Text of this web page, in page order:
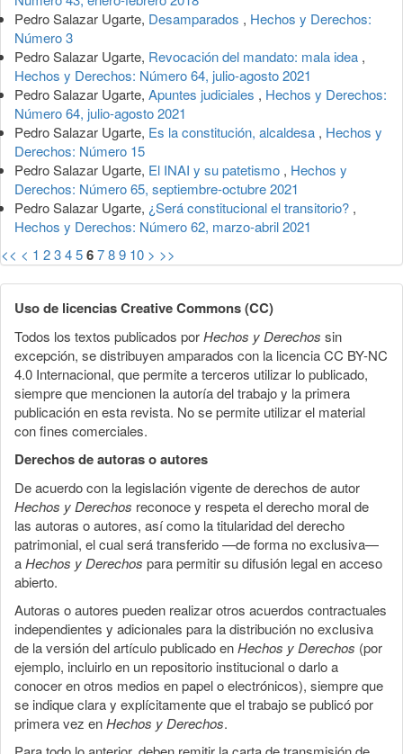
Pedro Salazar Ugarte, Desamparados , Hechos y Derechos:
Número 3
Pedro Salazar Ugarte, Revocación del mandato: mala idea ,
Hechos y Derechos: Número 64, julio-agosto 2021
Pedro Salazar Ugarte, Apuntes judiciales , Hechos y Derechos:
Número 64, julio-agosto 2021
Pedro Salazar Ugarte, Es la constitución, alcaldesa , Hechos y
Derechos: Número 15
Pedro Salazar Ugarte, El INAI y su patetismo , Hechos y
Derechos: Número 65, septiembre-octubre 2021
Pedro Salazar Ugarte, ¿Será constitucional el transitorio? ,
Hechos y Derechos: Número 62, marzo-abril 2021
<< < 1 23456789 10 > >>
Uso de licencias Creative Commons (CC)
Todos los textos publicados porHechos y Derechos sin
excepción, se distribuyen amparados con la licencia CC BY-NC
4.0 Internacional, que permite a terceros utilizar lo publicado,
siempre que mencionen la autoría del trabajo y la primera
publicación en esta revista. No se permite utilizar el material
con fines comerciales.
Derechos de autoras o autores
De acuerdo con la legislación vigente de derechos de autor
Hechos y Derechos reconoce y respeta el derecho moral de
las autoras o autores, así como la titularidad del derecho
patrimonial, el cual será transferido —de forma no exclusiva—
aHechos y Derechos para permitir su difusión legal en acceso
abierto.
Autoras o autores pueden realizar otros acuerdos contractuales
independientes y adicionales para la distribución no exclusiva
de la versión del artículo publicado enHechos y Derechos (por
ejemplo, incluirlo en un repositorio institucional o darlo a
conocer en otros medios en papel o electrónicos), siempre que
se indique clara y explícitamente que el trabajo se publicó por
primera vez enHechos y Derechos.